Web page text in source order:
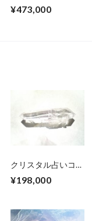
6日間（前半3日・
¥473,000
クリスタル占いコー
参加申し込みチケッ
¥198,000